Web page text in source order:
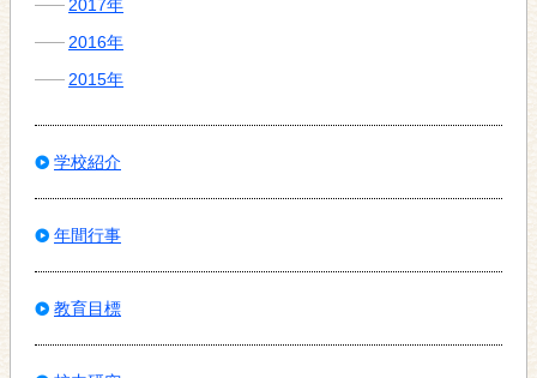
2017年
2016年
2015年
学校紹介
年間行事
教育目標